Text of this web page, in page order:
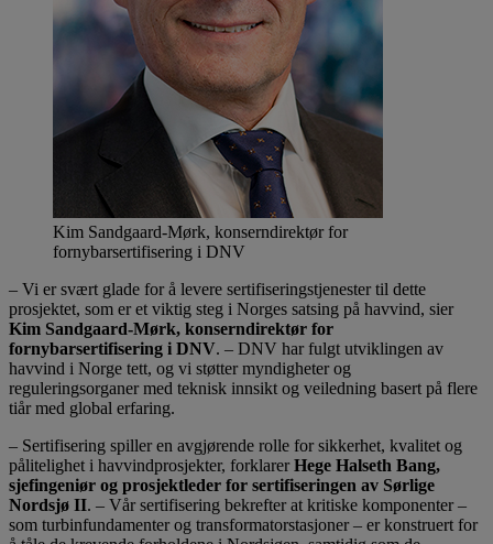
Kim Sandgaard-Mørk, konserndirektør for
fornybarsertifisering i DNV
– Vi er svært glade for å levere sertifiseringstjenester til dette
prosjektet, som er et viktig steg i Norges satsing på havvind, sier
Kim Sandgaard-Mørk, konserndirektør for
fornybarsertifisering i DNV. – DNV har fulgt utviklingen av
havvind i Norge tett, og vi støtter myndigheter og
reguleringsorganer med teknisk innsikt og veiledning basert på flere
tiår med global erfaring.
– Sertifisering spiller en avgjørende rolle for sikkerhet, kvalitet og
pålitelighet i havvindprosjekter, forklarerHege Halseth Bang,
sjefingeniør og prosjektleder for sertifiseringen av Sørlige
Nordsjø II. – Vår sertifisering bekrefter at kritiske komponenter –
som turbinfundamenter og transformatorstasjoner – er konstruert for